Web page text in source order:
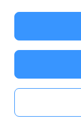
カウントに
2項に定める
イトの譲渡手
当社は、譲
いものとし
第三者に損害